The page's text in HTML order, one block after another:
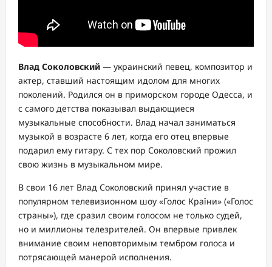
Влад Соколовский — украинский певец, композитор и
актер, ставший настоящим идолом для многих
поколений. Родился он в приморском городе Одесса, и
с самого детства показывал выдающиеся
музыкальные способности. Влад начал заниматься
музыкой в возрасте 6 лет, когда его отец впервые
подарил ему гитару. С тех пор Соколовский прожил
свою жизнь в музыкальном мире.
В свои 16 лет Влад Соколовский принял участие в
популярном телевизионном шоу «Голос Країни» («Голос
страны»), где сразил своим голосом не только судей,
но и миллионы телезрителей. Он впервые привлек
внимание своим неповторимым тембром голоса и
потрясающей манерой исполнения.